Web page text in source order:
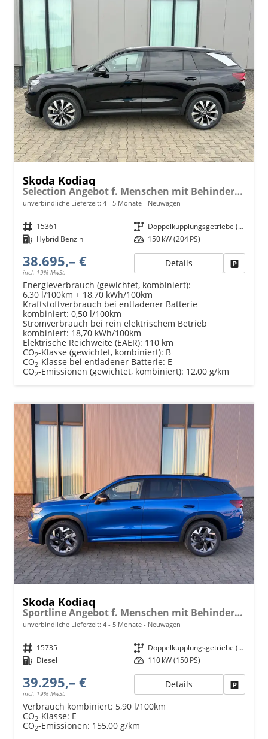
Skoda Kodiaq
Selection Angebot f. Menschen mit Behinderung 100%! 1.5 TSI iV PLUG-IN-HYBRID 204PS DSG, 17" Alu, Parksensoren v/h, Rückfahrkamera, 3-Zonen-Climatronic, SunSet, Sitzheizung, Side Assist, Fernlicht-Assist, Tempomat, Infotainment 10" + Smartlink, Virtual Cockpit,
unverbindliche Lieferzeit: 4 - 5 Monate Neuwagen
Fahrzeugnr. 15361 Getriebe
Doppelkupplungsgetriebe (DSG)
Kraftstoff Hybrid Benzin Leistung 150 kW (204 PS)
38.695,– €
incl. 19% MwSt.
Details
Energieverbrauch (gewichtet, kombiniert):
6,30 l/100km + 18,70 kWh/100km
Kraftstoffverbrauch bei entladener Batterie
kombiniert: 0,50 l/100km
Stromverbrauch bei rein elektrischem Betrieb
kombiniert: 18,70 kWh/100km
Elektrische Reichweite (EAER): 110 km
CO2-Klasse (gewichtet, kombiniert): B
CO2-Klasse bei entladener Batterie: E
CO2-Emissionen (gewichtet, kombiniert): 12,00 g/km
Skoda Kodiaq
Sportline Angebot f. Menschen mit Behinderung 100%! 2.0 TDI 150PS DSG, 19" Alu, NAVI 13", MATRIX-LED-Scheinwerfer, KESSY, Alarm, Parksensoren vorn/hinten, Rückfahrkamera, Tempomat, Elektr. Heckklappe + Fahrersitz, Sitzheizung, 3-Zonen-Climatronic
unverbindliche Lieferzeit: 4 - 5 Monate Neuwagen
Fahrzeugnr. 15735 Getriebe
Doppelkupplungsgetriebe (DSG)
Kraftstoff Diesel Leistung 110 kW (150 PS)
39.295,– €
incl. 19% MwSt.
Details
Verbrauch kombiniert: 5,90 l/100km
CO2-Klasse: E
CO2-Emissionen: 155,00 g/km